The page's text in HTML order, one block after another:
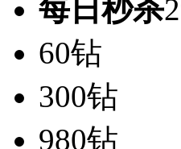
每日秒杀
60钻
300钻
980钻